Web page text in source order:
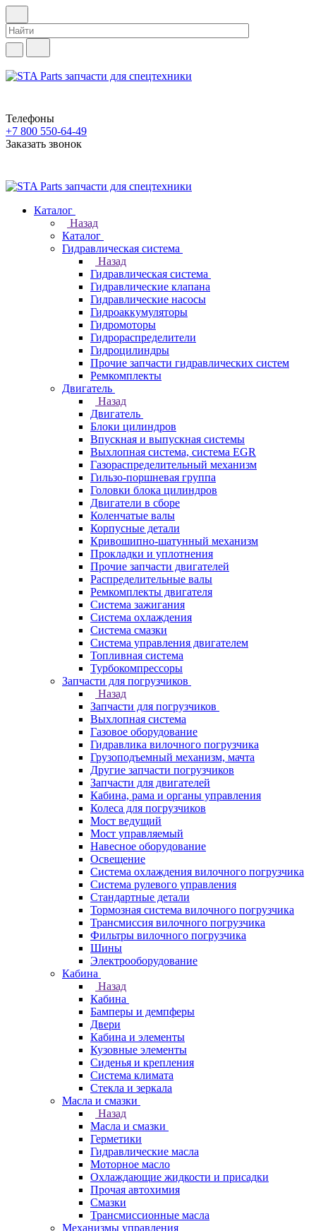
Телефоны
+7 800 550-64-49
Заказать звонок
Каталог
Назад
Каталог
Гидравлическая система
Назад
Гидравлическая система
Гидравлические клапана
Гидравлические насосы
Гидроаккумуляторы
Гидромоторы
Гидрораспределители
Гидроцилиндры
Прочие запчасти гидравлических систем
Ремкомплекты
Двигатель
Назад
Двигатель
Блоки цилиндров
Впускная и выпускная системы
Выхлопная система, система EGR
Газораспределительный механизм
Гильзо-поршневая группа
Головки блока цилиндров
Двигатели в сборе
Коленчатые валы
Корпусные детали
Кривошипно-шатунный механизм
Прокладки и уплотнения
Прочие запчасти двигателей
Распределительные валы
Ремкомплекты двигателя
Система зажигания
Система охлаждения
Система смазки
Система управления двигателем
Топливная система
Турбокомпрессоры
Запчасти для погрузчиков
Назад
Запчасти для погрузчиков
Выхлопная система
Газовое оборудование
Гидравлика вилочного погрузчика
Грузоподъемный механизм, мачта
Другие запчасти погрузчиков
Запчасти для двигателей
Кабина, рама и органы управления
Колеса для погрузчиков
Мост ведущий
Мост управляемый
Навесное оборудование
Освещение
Система охлаждения вилочного погрузчика
Система рулевого управления
Стандартные детали
Тормозная система вилочного погрузчика
Трансмиссия вилочного погрузчика
Фильтры вилочного погрузчика
Шины
Электрооборудование
Кабина
Назад
Кабина
Бамперы и демпферы
Двери
Кабина и элементы
Кузовные элементы
Сиденья и крепления
Система климата
Стекла и зеркала
Масла и смазки
Назад
Масла и смазки
Герметики
Гидравлические масла
Моторное масло
Охлаждающие жидкости и присадки
Прочая автохимия
Смазки
Трансмиссионные масла
Механизмы управления